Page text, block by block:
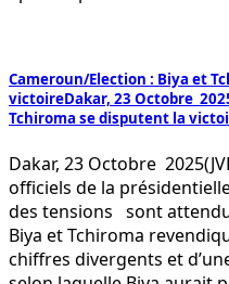
Cameroun/Election : Biya et
victoireDakar, 23 Octobre
Tchiroma se disputent la
Dakar, 23 Octobre
officiels de la
des tensions sont
Biya et Tchiroma
chiffres divergents et